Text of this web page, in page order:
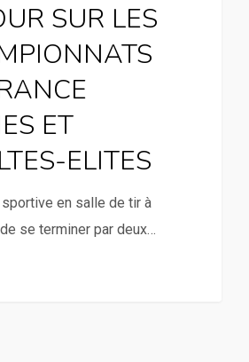
SUR LES
ET
ELITES
en salle de tir à
de se terminer par deux…